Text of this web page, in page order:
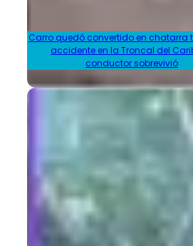
Carro quedó convertido en chatarra
accidente en la Troncal del
conductor sobrevivió